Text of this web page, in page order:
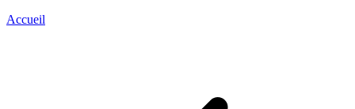
Accueil